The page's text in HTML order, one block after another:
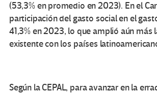
(53,3% en promedio en 2023). En el
participación del gasto social en el
41,3% en 2023, lo que amplió aún más
existente con los países
Según la CEPAL, para avanzar en la